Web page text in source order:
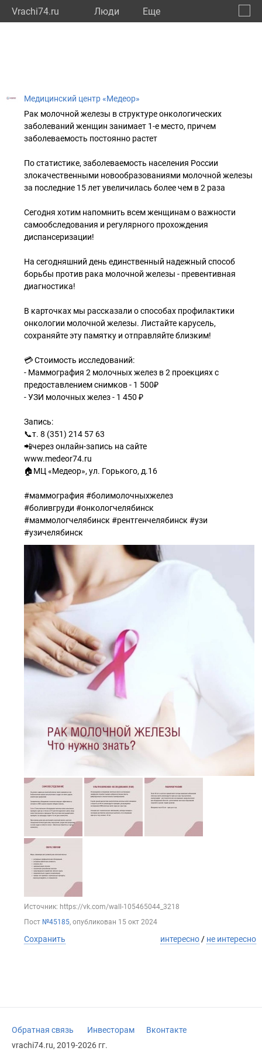
Vrachi74.ru Люди Eще
Медицинский центр «Медеор»
Рак молочной железы в структуре онкологических
заболеваний женщин занимает 1-е место, причем
заболеваемость постоянно растет
По статистике, заболеваемость населения России
злокачественными новообразованиями молочной железы
за последние 15 лет увеличилась более чем в 2 раза
Сегодня хотим напомнить всем женщинам о важности
самообследования и регулярного прохождения
диспансеризации!
На сегодняшний день единственный надежный способ
борьбы против рака молочной железы - превентивная
диагностика!
В карточках мы рассказали о способах профилактики
онкологии молочной железы. Листайте карусель,
сохраняйте эту памятку и отправляйте близким!
💳 Стоимость исследований:
- Маммография 2 молочных желез в 2 проекциях с
предоставлением снимков - 1 500₽
- УЗИ молочных желез - 1 450 ₽
Запись:
📞т. 8 (351) 214 57 63
📲через онлайн-запись на сайте
www.medeor74.ru
🏠МЦ «Медеор», ул. Горького, д.16
#маммография #болимолочныхжелез
#боливгруди #онкологчелябинск
#маммологчелябинск #рентгенчелябинск #узи
#узичелябинск
Источник: https://vk.com/wall-105465044_3218
Пост №45185, опубликован 15 окт 2024
Сохранить интересно / не интересно
Обратная связь Инвесторам
Вконтакте
vrachi74.ru, 2019-2026 гг.